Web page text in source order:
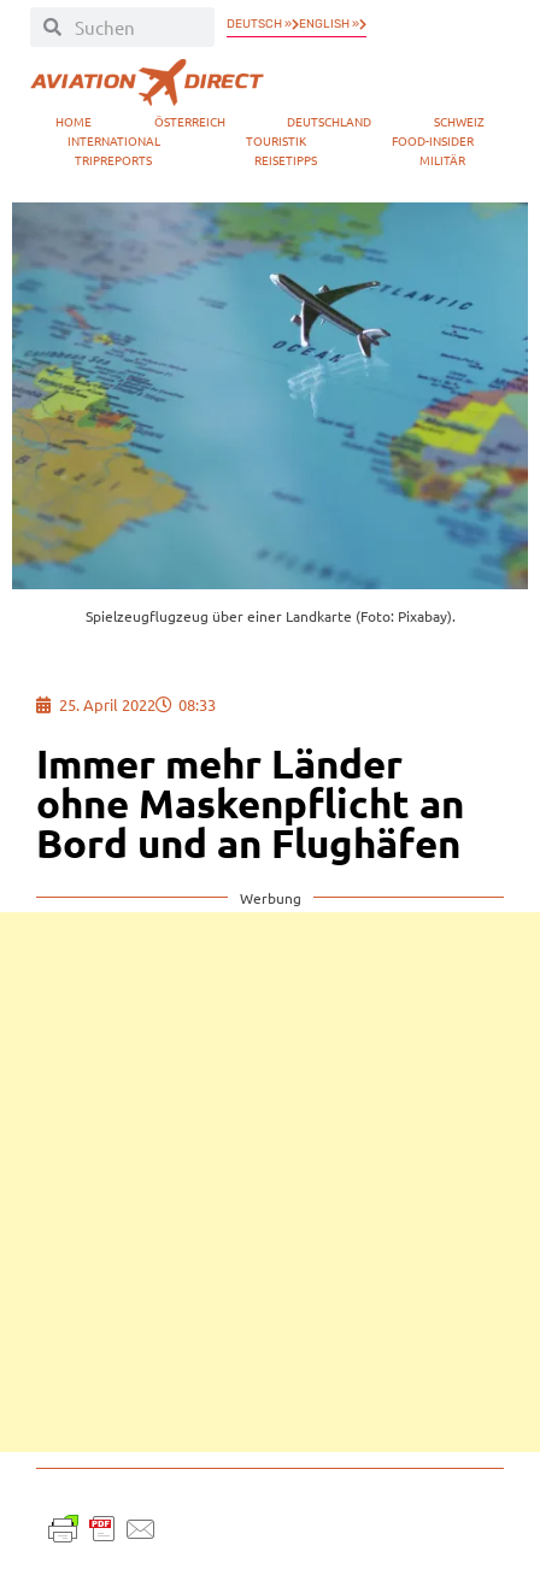
DEUTSCH » ENGLISH »
HOME ÖSTERREICH DEUTSCHLAND
SCHWEIZ
INTERNATIONAL
TOURISTIK
FOOD-INSIDER
TRIPREPORTS
REISETIPPS MILITÄR
Spielzeugflugzeug über einer Landkarte (Foto: Pixabay).
25. April 2022 08:33
Immer mehr Länder
ohne Maskenpflicht an
Bord und an Flughäfen
Werbung